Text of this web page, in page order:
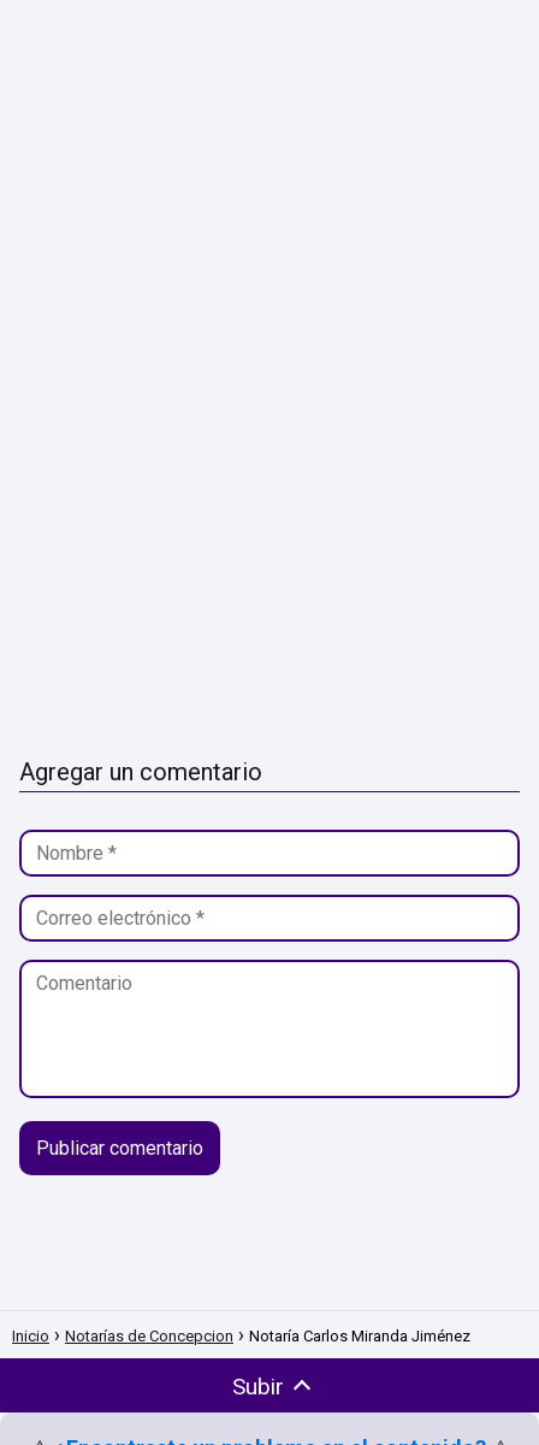
Agregar un comentario
Inicio Notarías de Concepcion Notaría Carlos Miranda Jiménez
Subir